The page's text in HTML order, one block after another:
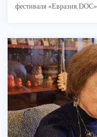
фестиваля «Евразия.DOC».